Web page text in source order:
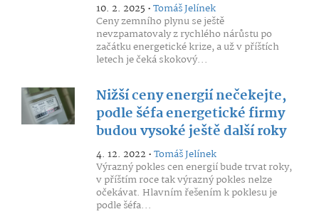
10. 2. 2025 •Tomáš Jelínek
Ceny zemního plynu se ještě
nevzpamatovaly z rychlého nárůstu po
začátku energetické krize, a už v příštích
letech je čeká skokový...
Nižší ceny energií nečekejte,
podle šéfa energetické firmy
budou vysoké ještě další roky
4. 12. 2022 •Tomáš Jelínek
Výrazný pokles cen energií bude trvat roky,
v příštím roce tak výrazný pokles nelze
očekávat. Hlavním řešením k poklesu je
podle šéfa...